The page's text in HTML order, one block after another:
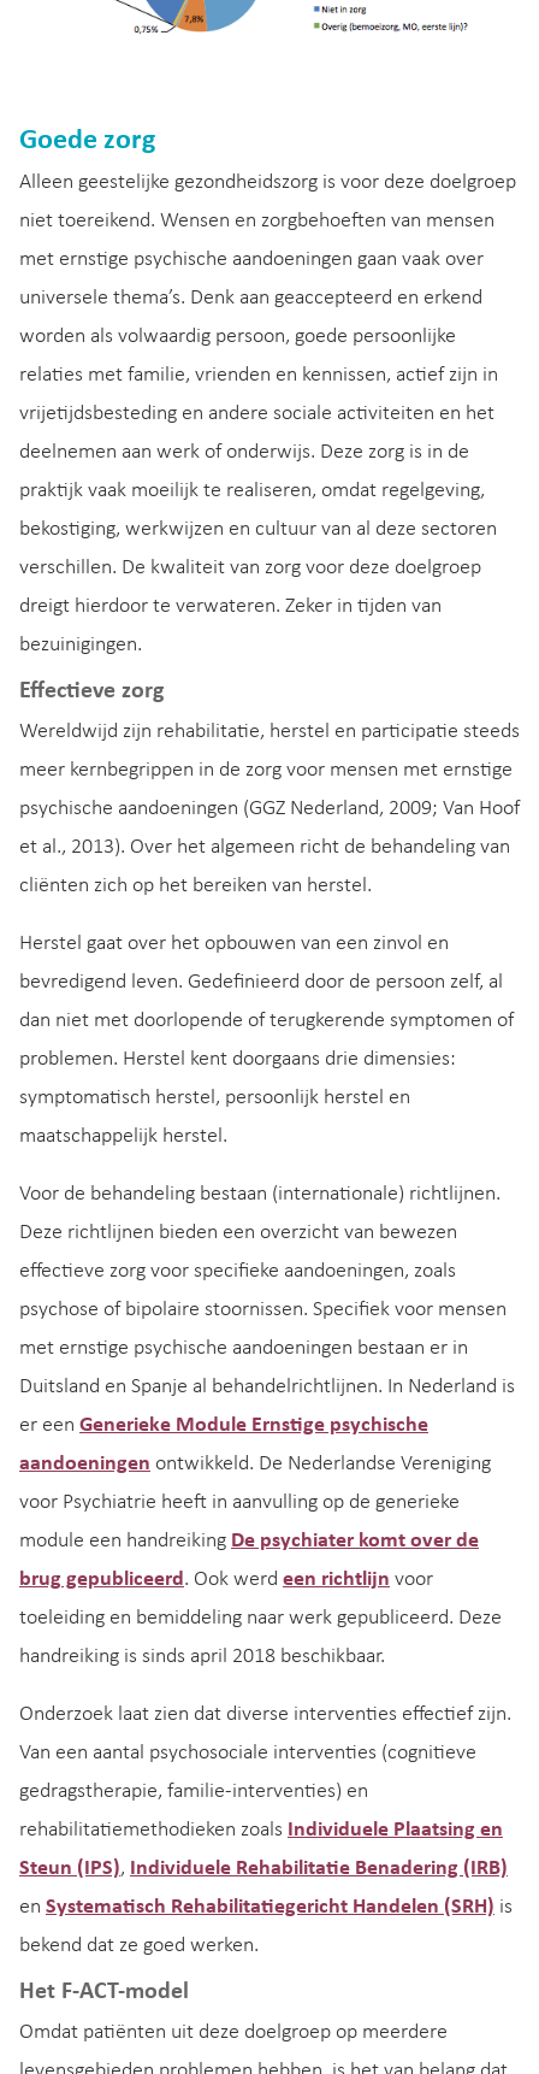
Goede zorg
Alleen geestelijke gezondheidszorg is voor deze doelgroep
niet toereikend. Wensen en zorgbehoeften van mensen
met ernstige psychische aandoeningen gaan vaak over
universele thema’s. Denk aan geaccepteerd en erkend
worden als volwaardig persoon, goede persoonlijke
relaties met familie, vrienden en kennissen, actief zijn in
vrijetijdsbesteding en andere sociale activiteiten en het
deelnemen aan werk of onderwijs. Deze zorg is in de
praktijk vaak moeilijk te realiseren, omdat regelgeving,
bekostiging, werkwijzen en cultuur van al deze sectoren
verschillen. De kwaliteit van zorg voor deze doelgroep
dreigt hierdoor te verwateren. Zeker in tijden van
bezuinigingen.
Effectieve zorg
Wereldwijd zijn rehabilitatie, herstel en participatie steeds
meer kernbegrippen in de zorg voor mensen met ernstige
psychische aandoeningen (GGZ Nederland, 2009; Van Hoof
et al., 2013). Over het algemeen richt de behandeling van
cliënten zich op het bereiken van herstel.
Herstel gaat over het opbouwen van een zinvol en
bevredigend leven. Gedefinieerd door de persoon zelf, al
dan niet met doorlopende of terugkerende symptomen of
problemen. Herstel kent doorgaans drie dimensies:
symptomatisch herstel, persoonlijk herstel en
maatschappelijk herstel.
Voor de behandeling bestaan (internationale) richtlijnen.
Deze richtlijnen bieden een overzicht van bewezen
effectieve zorg voor specifieke aandoeningen, zoals
psychose of bipolaire stoornissen. Specifiek voor mensen
met ernstige psychische aandoeningen bestaan er in
Duitsland en Spanje al behandelrichtlijnen. In Nederland is
er een Generieke Module Ernstige psychische
aandoeningen ontwikkeld. De Nederlandse Vereniging
voor Psychiatrie heeft in aanvulling op de generieke
module een handreiking De psychiater komt over de
brug gepubliceerd. Ook werd een richtlijn voor
toeleiding en bemiddeling naar werk gepubliceerd. Deze
handreiking is sinds april 2018 beschikbaar.
Onderzoek laat zien dat diverse interventies effectief zijn.
Van een aantal psychosociale interventies (cognitieve
gedragstherapie, familie-interventies) en
rehabilitatiemethodieken zoals Individuele Plaatsing en
Steun (IPS), Individuele Rehabilitatie Benadering (IRB)
en Systematisch Rehabilitatiegericht Handelen (SRH) is
bekend dat ze goed werken.
Het F-ACT-model
Omdat patiënten uit deze doelgroep op meerdere